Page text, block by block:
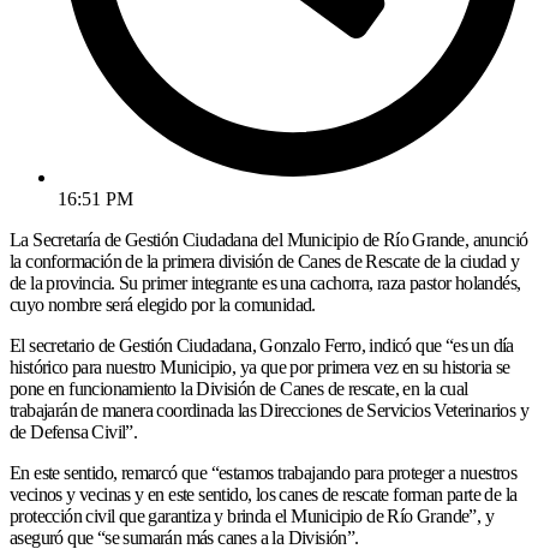
16:51 PM
La Secretaría de Gestión Ciudadana del Municipio de Río Grande, anunció
la conformación de la primera división de Canes de Rescate de la ciudad y
de la provincia. Su primer integrante es una cachorra, raza pastor holandés,
cuyo nombre será elegido por la comunidad.
El secretario de Gestión Ciudadana, Gonzalo Ferro, indicó que “es un día
histórico para nuestro Municipio, ya que por primera vez en su historia se
pone en funcionamiento la División de Canes de rescate, en la cual
trabajarán de manera coordinada las Direcciones de Servicios Veterinarios y
de Defensa Civil”.
En este sentido, remarcó que “estamos trabajando para proteger a nuestros
vecinos y vecinas y en este sentido, los canes de rescate forman parte de la
protección civil que garantiza y brinda el Municipio de Río Grande”, y
aseguró que “se sumarán más canes a la División”.